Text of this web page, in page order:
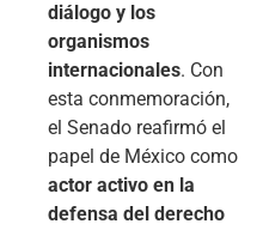
diálogo y los
organismos
internacionales. Con
esta conmemoración,
el Senado reafirmó el
papel de México como
actor activo en la
defensa del derecho